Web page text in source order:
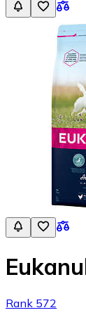
Rank 572